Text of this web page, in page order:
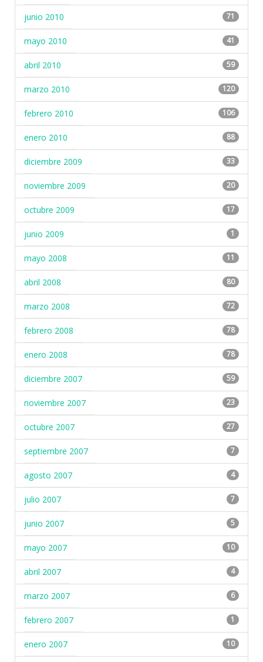
junio 2010 71
mayo 2010 41
abril 2010 59
marzo 2010 120
febrero 2010 106
enero 2010 88
diciembre 2009 33
noviembre 2009 20
octubre 2009 17
junio 2009 1
mayo 2008 11
abril 2008 80
marzo 2008 72
febrero 2008 78
enero 2008 78
diciembre 2007 59
noviembre 2007 23
octubre 2007 27
septiembre 2007 7
agosto 2007 4
julio 2007 7
junio 2007 5
mayo 2007 10
abril 2007 4
marzo 2007 6
febrero 2007 1
enero 2007 10